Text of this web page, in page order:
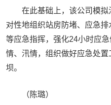
在此基础上，该公司模
对性地组织站房防堵、应急
等应急指挥，强化24小时应
情、汛情，组织做好应急处
坝。
（陈璐）